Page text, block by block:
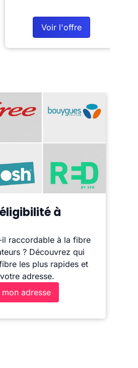
Voir l'offre
à
raccordable à la fibre
? Découvrez qui
les plus rapides et
adresse.
adresse